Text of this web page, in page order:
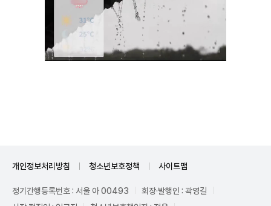
개인정보처리방침 청소년보호정책 사이트맵
정기간행등록번호 : 서울 아 00493
회장·발행인 : 곽영길